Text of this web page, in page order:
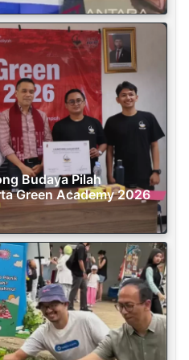
Budaya Pilah
Green Academy 2026